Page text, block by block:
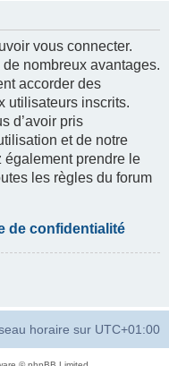
vous connecter.
de nombreux avantages.
accorder des
utilisateurs inscrits.
d’avoir pris
et de notre
prendre le
les règles du forum
de confidentialité
horaire sur UTC+01:00